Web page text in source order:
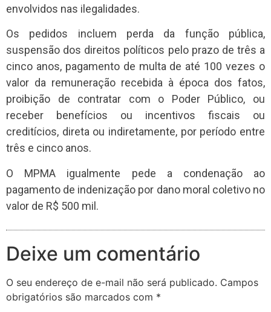
envolvidos nas ilegalidades.
Os pedidos incluem perda da função pública,
suspensão dos direitos políticos pelo prazo de três a
cinco anos, pagamento de multa de até 100 vezes o
valor da remuneração recebida à época dos fatos,
proibição de contratar com o Poder Público, ou
receber benefícios ou incentivos fiscais ou
creditícios, direta ou indiretamente, por período entre
três e cinco anos.
O MPMA igualmente pede a condenação ao
pagamento de indenização por dano moral coletivo no
valor de R$ 500 mil.
Deixe um comentário
O seu endereço de e-mail não será publicado. Campos
obrigatórios são marcados com *